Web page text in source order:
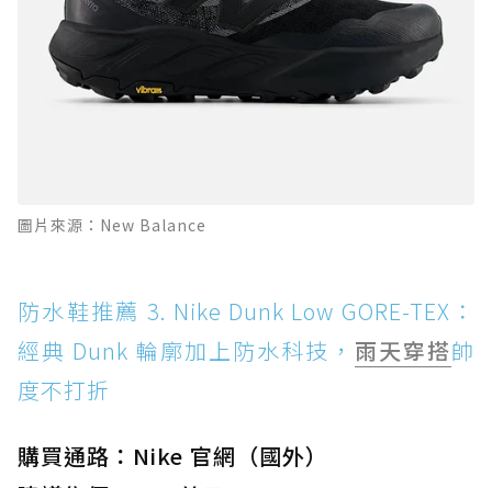
圖片來源：New Balance
防水鞋推薦 3. Nike Dunk Low GORE-TEX：
經典 Dunk 輪廓加上防水科技， 雨天穿搭帥
度不打折
購買通路：Nike 官網（國外）